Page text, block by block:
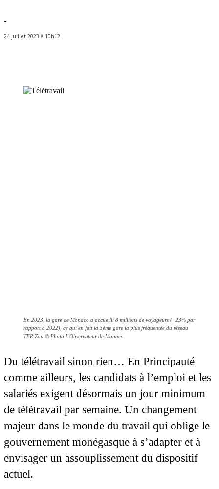
-
24 juillet 2023 à 10h12
En 2023, la gare de Monaco a accueilli 8 millions de voyageurs (+23% par
rapport à 2022), ce qui en fait la 3ème gare la plus fréquentée du réseau
TER Zou © Photo L'Observateur de Monaco
Du télétravail sinon rien… En Principauté
comme ailleurs, les candidats à l’emploi et les
salariés exigent désormais un jour minimum
de télétravail par semaine. Un changement
majeur dans le monde du travail qui oblige le
gouvernement monégasque à s’adapter et à
envisager un assouplissement du dispositif
actuel.